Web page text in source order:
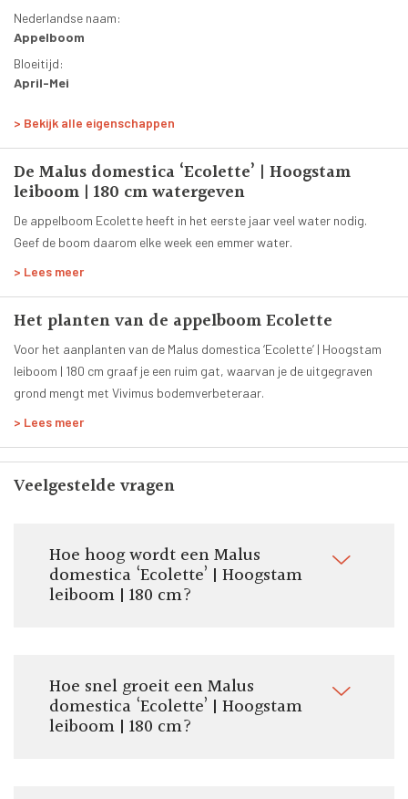
Nederlandse naam:
Appelboom
Bloeitijd:
April-Mei
Wit
Groen
Groenblijvend:
Nee
Planttijd:
Het hele jaar
6 jaar
Fris - zoet
Zelfbestuivend:
Ja
180 cm
Totale hoogte:
330 cm
Om te koken:
> Bekijk alle eigenschappen
De Malus domestica ‘Ecolette’ | Hoogstam
leiboom | 180 cm watergeven
De appelboom Ecolette heeft in het eerste jaar veel water nodig.
Geef de boom daarom elke week een emmer water.
> Lees meer
Het planten van de appelboom Ecolette
Voor het aanplanten van de Malus domestica ‘Ecolette’ | Hoogstam
leiboom | 180 cm graaf je een ruim gat, waarvan je de uitgegraven
grond mengt met Vivimus bodemverbeteraar.
> Lees meer
Veelgestelde vragen
Hoe hoog wordt een Malus
domestica ‘Ecolette’ | Hoogstam
leiboom | 180 cm?
Hoe snel groeit een Malus
domestica ‘Ecolette’ | Hoogstam
leiboom | 180 cm?